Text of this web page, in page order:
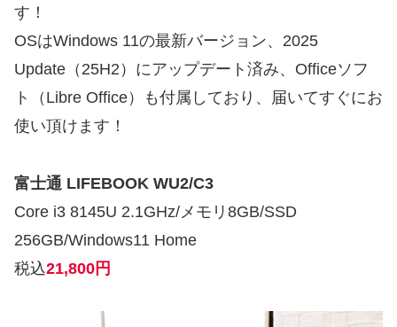
す！
OSはWindows 11の最新バージョン、2025
Update（25H2）にアップデート済み、Officeソフ
ト（Libre Office）も付属しており、届いてすぐにお
使い頂けます！
富士通 LIFEBOOK WU2/C3
Core i3 8145U 2.1GHz/メモリ8GB/SSD
256GB/Windows11 Home
税込21,800円